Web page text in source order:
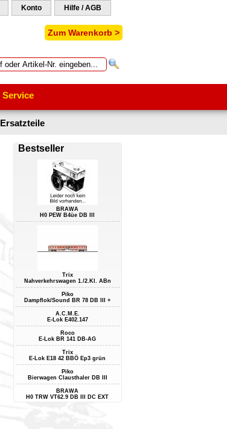
Konto Hilfe / AGB
Zum Warenkorb >
Service
Ersatzteile
Bestseller
BRAWA
H0 PEW B4üe DB III
Trix
Nahverkehrswagen 1./2.Kl. ABn
Piko
Dampflok/Sound BR 78 DB III +
A.C.M.E.
E-Lok E402.147
Roco
E-Lok BR 141 DB-AG
Trix
E-Lok E18 42 BBÖ Ep3 grün
Piko
Bierwagen Clausthaler DB III
BRAWA
H0 TRW VT62.9 DB III DC EXT